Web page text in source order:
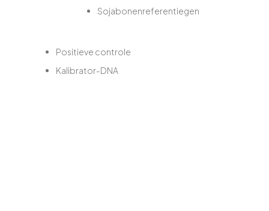
Sojabonenreferentiegen
Positieve controle
Kalibrator-DNA